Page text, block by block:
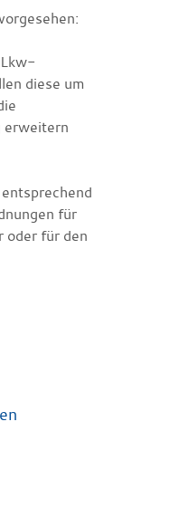
diese um
erweitern
für
oder für den